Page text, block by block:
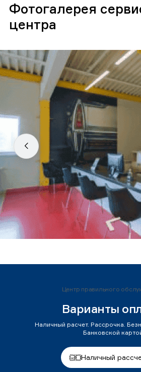
Фотогалерея
центра
Центр правильного
Варианты
Наличный расчет. Рассрочка.
Банковской
Наличный